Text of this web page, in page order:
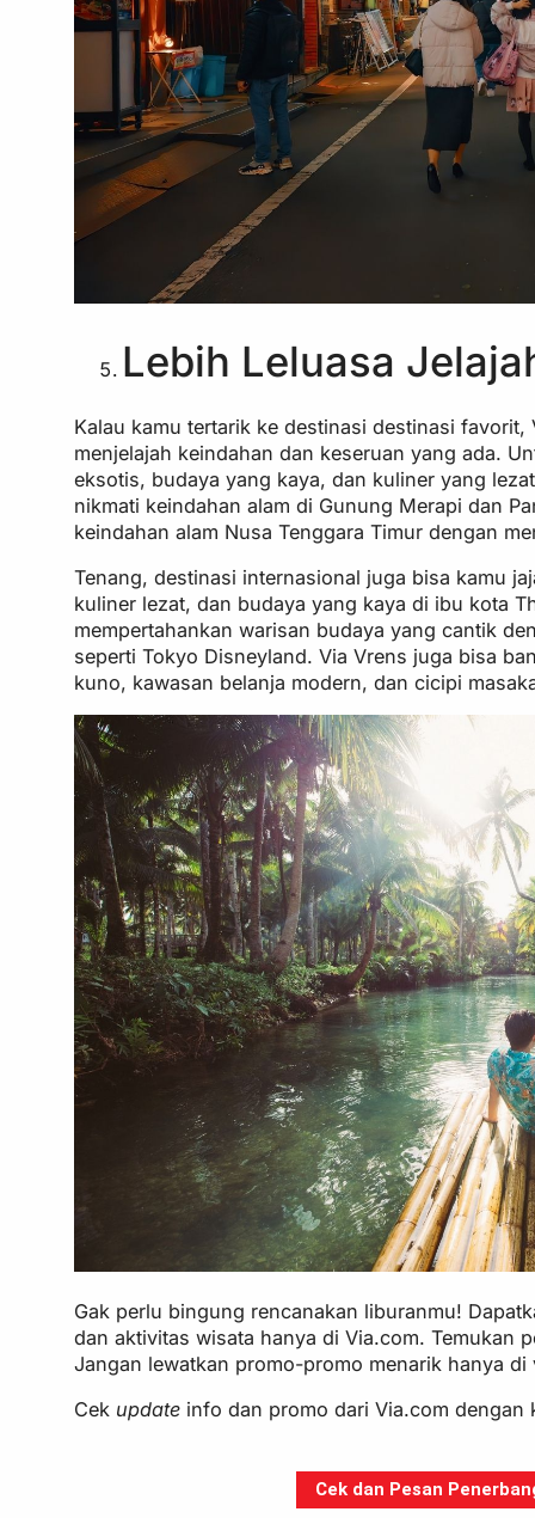
Lebih Leluasa
Kalau kamu tertarik ke destinasi destinasi
menjelajah keindahan dan keseruan yang ada.
eksotis, budaya yang kaya, dan kuliner yang
nikmati keindahan alam di Gunung Merapi dan
keindahan alam Nusa Tenggara Timur dengan
Tenang, destinasi internasional juga bisa kamu
kuliner lezat, dan budaya yang kaya di ibu kota
mempertahankan warisan budaya yang cantik
seperti Tokyo Disneyland. Via Vrens juga bisa
kuno, kawasan belanja modern, dan cicipi
Gak perlu bingung rencanakan liburanmu!
dan aktivitas wisata hanya di Via.com. Temukan
Jangan lewatkan promo-promo menarik hanya di
Cek update info dan promo dari Via.com
Cek dan Pesan